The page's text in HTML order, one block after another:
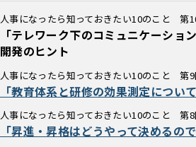
人事になったら知っておきたい10のこと 第
「テレワーク下のコミュニケーシ
開発のヒント
人事になったら知っておきたい10のこと 第
「教育体系と研修の効果測定につい
人事になったら知っておきたい10のこと 第
「昇進・昇格はどうやって決めるの